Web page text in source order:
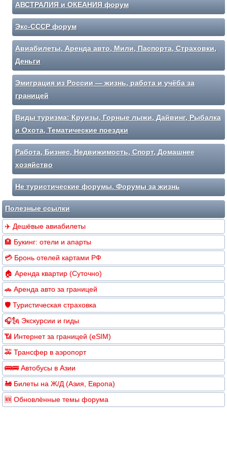
АВСТРАЛИЯ и ОКЕАНИЯ форум
Экс-СССР форум
Авиабилеты, Аренда авто, Мили, Паспорта, Страховки,
Деньги
Эмиграция из России — жизнь, работа и учёба за
границей
Виды туризма: Круизы, Горные лыжи, Дайвинг, Рыбалка
и Охота, Тематические поездки
Работа, Бизнес, Недвижимость, Спорт, Домашнее
хозяйство
Не туристические форумы. Форумы за жизнь
Полезные ссылки
✈️ Дешёвые авиабилеты
🏨 Букинг: отели и апарты
💳 Бронь отелей картами РФ
🏠 Аренда квартир (Суточно)
🚗 Аренда авто за границей
🛡️ Туристическая страховка
🎧🗽 Экскурсии и гиды
📶 Интернет за границей (eSIM)
🚕 Трансфер в аэропорт
🚌🚌 Автобусы в Азии
🚂 Билеты на Ж/Д (Азия, Европа)
🆕 Обновлённые темы форума